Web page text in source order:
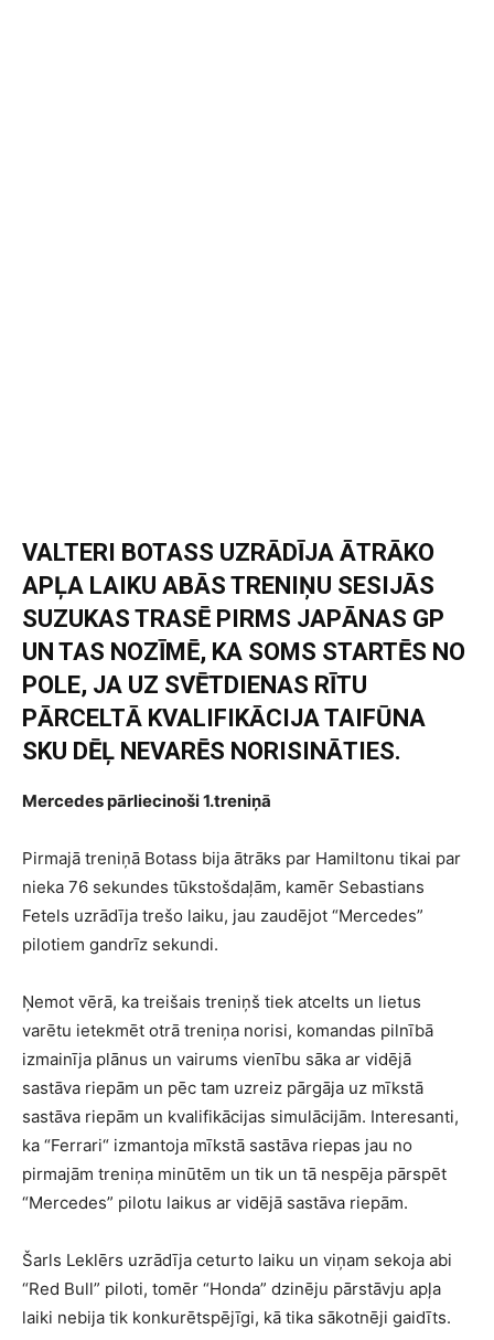
VALTERI BOTASS UZRĀDĪJA ĀTRĀKO
APĻA LAIKU ABĀS TRENIŅU SESIJĀS
SUZUKAS TRASĒ PIRMS JAPĀNAS GP
UN TAS NOZĪMĒ, KA SOMS STARTĒS NO
POLE, JA UZ SVĒTDIENAS RĪTU
PĀRCELTĀ KVALIFIKĀCIJA TAIFŪNA
SKU DĒĻ NEVARĒS NORISINĀTIES.
Mercedes pārliecinoši 1.treniņā
Pirmajā treniņā Botass bija ātrāks par Hamiltonu tikai par
nieka 76 sekundes tūkstošdaļām, kamēr Sebastians
Fetels uzrādīja trešo laiku, jau zaudējot “Mercedes”
pilotiem gandrīz sekundi.
Ņemot vērā, ka treišais treniņš tiek atcelts un lietus
varētu ietekmēt otrā treniņa norisi, komandas pilnībā
izmainīja plānus un vairums vienību sāka ar vidējā
sastāva riepām un pēc tam uzreiz pārgāja uz mīkstā
sastāva riepām un kvalifikācijas simulācijām. Interesanti,
ka “Ferrari“ izmantoja mīkstā sastāva riepas jau no
pirmajām treniņa minūtēm un tik un tā nespēja pārspēt
“Mercedes” pilotu laikus ar vidējā sastāva riepām.
Šarls Leklērs uzrādīja ceturto laiku un viņam sekoja abi
“Red Bull” piloti, tomēr “Honda” dzinēju pārstāvju apļa
laiki nebija tik konkurētspējīgi, kā tika sākotnēji gaidīts.